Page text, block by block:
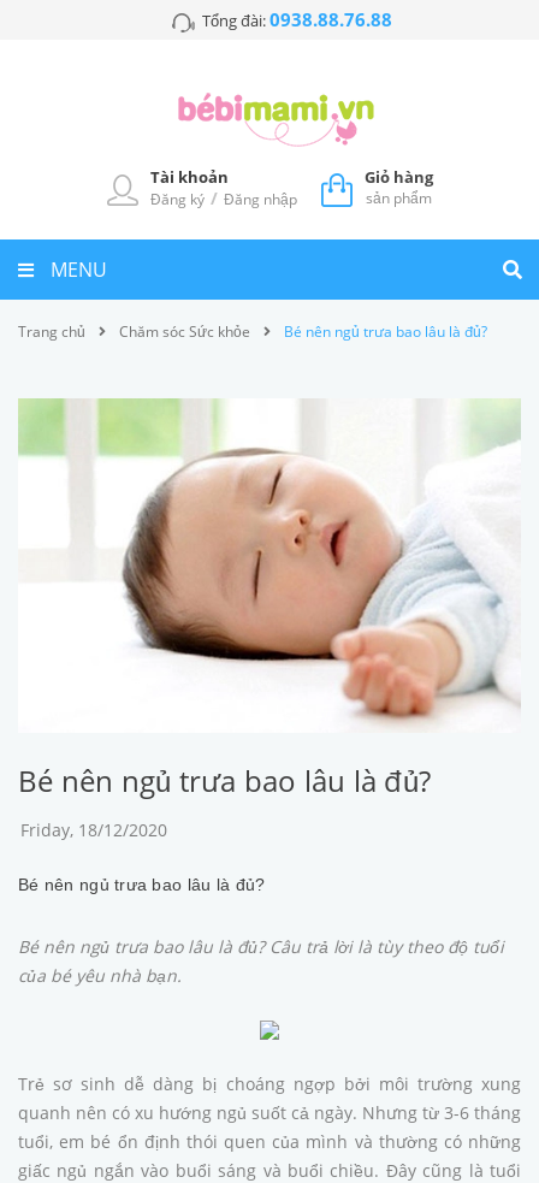
Tổng đài:0938.88.76.88
Tài khoản
Đăng ký / Đăng nhập
Giỏ hàng
sản phẩm
MENU
Trang chủ Chăm sóc Sức khỏe Bé nên ngủ trưa bao lâu là đủ?
Bé nên ngủ trưa bao lâu là đủ?
Friday, 18/12/2020
Bé nên ngủ trưa bao lâu là đủ?
Bé nên ngủ trưa bao lâu là đủ? Câu trả lời là tùy theo độ tuổi
của bé yêu nhà bạn.
Trẻ sơ sinh dễ dàng bị choáng ngợp bởi môi trường xung
quanh nên có xu hướng ngủ suốt cả ngày. Nhưng từ 3-6 tháng
tuổi, em bé ổn định thói quen của mình và thường có những
giấc ngủ ngắn vào buổi sáng và buổi chiều. Đây cũng là tuổi